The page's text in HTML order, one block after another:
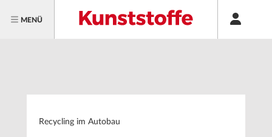
MENÜ
Recycling im Autobau